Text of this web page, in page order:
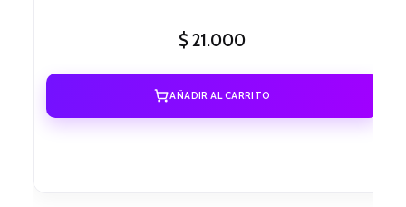
$21.000
AÑADIR AL CARRITO